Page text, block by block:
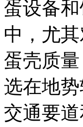
蛋设备
中，尤
蛋壳质
选在地
交通要